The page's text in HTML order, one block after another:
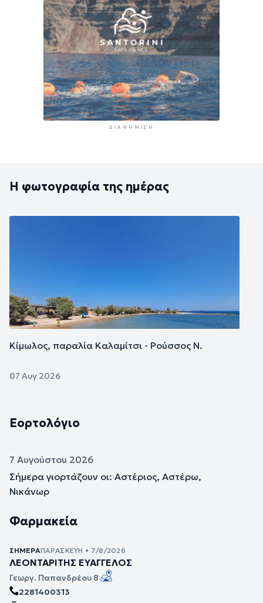
ΔΙΑΦΉΜΙΣΗ
Η φωτογραφία της ημέρας
Κίμωλος, παραλία Καλαμίτσι - Ρούσσος Ν.
07 Αυγ 2026
Εορτολόγιο
7 Αυγούστου 2026
Σήμερα γιορτάζουν οι: Αστέριος, Αστέρω,
Νικάνωρ
Φαρμακεία
ΣΉΜΕΡΑΠΑΡΑΣΚΕΥΉ • 7/8/2026
ΛΕΟΝΤΑΡΙΤΗΣ ΕΥΑΓΓΕΛΟΣ
Γεωργ. Παπανδρέου 8
2281400313